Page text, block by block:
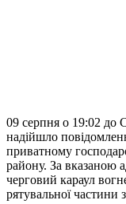
09 серпня о 19:02 до
надійшло
приватному
району. За вказаною
черговий караул
рятувальної частини